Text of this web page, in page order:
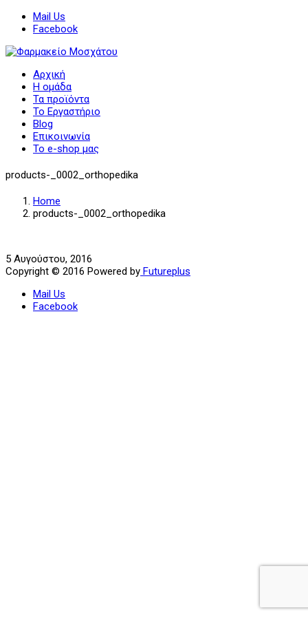
Mail Us
Facebook
Αρχική
Η ομάδα
Τα προϊόντα
Το Εργαστήριο
Blog
Επικοινωνία
Το e-shop μας
products-_0002_orthopedika
Home
products-_0002_orthopedika
5 Αυγούστου, 2016
Copyright © 2016 Powered by Futureplus
Mail Us
Facebook